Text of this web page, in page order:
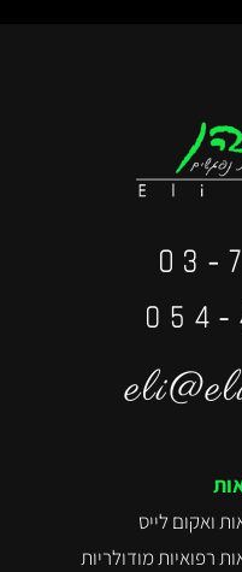
03-
ואקום לייס
רפואיות מודולריות